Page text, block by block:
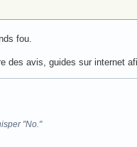
fou.
avis, guides sur internet
"No."